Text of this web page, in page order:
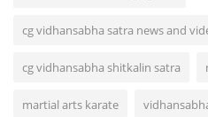
cg vidhansabha satra news and
cg vidhansabha shitkalin satra
martial arts karate